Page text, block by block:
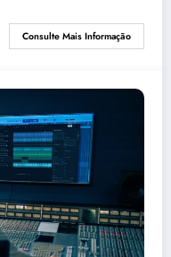
Consulte Mais Informação